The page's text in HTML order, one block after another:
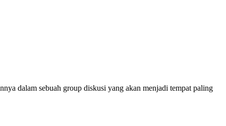
dalam sebuah group diskusi yang akan menjadi tempat paling